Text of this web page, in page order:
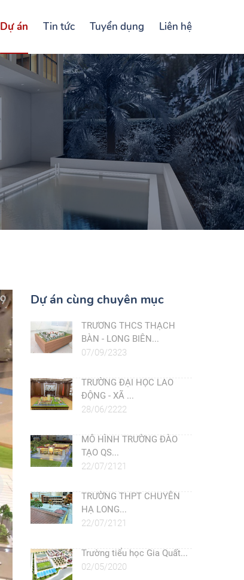
Dự án Tin tức Tuyển dụng Liên hệ
Dự án cùng chuyên mục
TRƯƠNG THCS THẠCH
BÀN - LONG BIÊN...
07/09/2323
TRƯỜNG ĐẠI HỌC LAO
ĐỘNG - XÃ ...
28/06/2222
MÔ HÌNH TRƯỜNG ĐÀO
TẠO QS...
22/07/2121
TRƯỜNG THPT CHUYÊN
HẠ LONG...
22/07/2121
Trường tiểu học Gia Quất...
02/05/2020